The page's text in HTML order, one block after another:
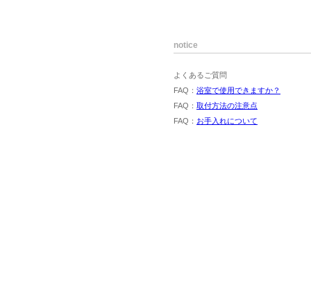
notice
よくあるご質問
FAQ： 浴室で使用できますか？
FAQ： 取付方法の注意点
FAQ： お手入れについて